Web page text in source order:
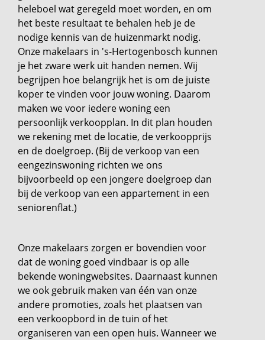
heleboel wat geregeld moet worden, en om
het beste resultaat te behalen heb je de
nodige kennis van de huizenmarkt nodig.
Onze makelaars in 's-Hertogenbosch kunnen
je het zware werk uit handen nemen. Wij
begrijpen hoe belangrijk het is om de juiste
koper te vinden voor jouw woning. Daarom
maken we voor iedere woning een
persoonlijk verkoopplan. In dit plan houden
we rekening met de locatie, de verkoopprijs
en de doelgroep. (Bij de verkoop van een
eengezinswoning richten we ons
bijvoorbeeld op een jongere doelgroep dan
bij de verkoop van een appartement in een
seniorenflat.)
Onze makelaars zorgen er bovendien voor
dat de woning goed vindbaar is op alle
bekende woningwebsites. Daarnaast kunnen
we ook gebruik maken van één van onze
andere promoties, zoals het plaatsen van
een verkoopbord in de tuin of het
organiseren van een open huis. Wanneer we